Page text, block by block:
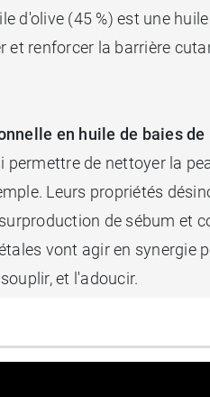
d'olive (45 %) est une
et renforcer la barrière
en huile de baies de
permettre de nettoyer la
Leurs propriétés
de sébum et
vont agir en
et l'adoucir.
est idéal pour les
traditionnellement à